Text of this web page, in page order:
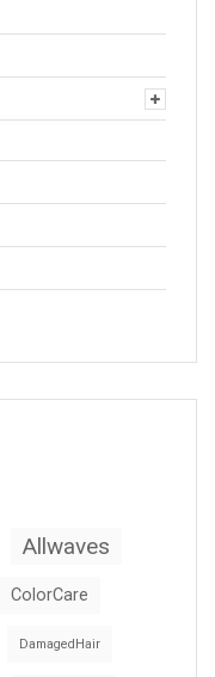
Allwaves
ColorCare
DamagedHair